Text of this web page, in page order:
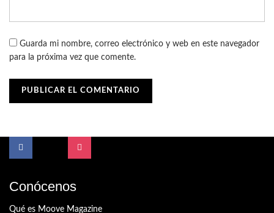
Guarda mi nombre, correo electrónico y web en este navegador
para la próxima vez que comente.
Conócenos
Qué es Moove Magazine